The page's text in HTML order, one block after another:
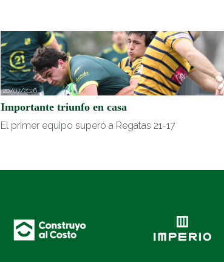
20/07/2026
Importante triunfo en casa
El primer equipo superó a Regatas 21-17